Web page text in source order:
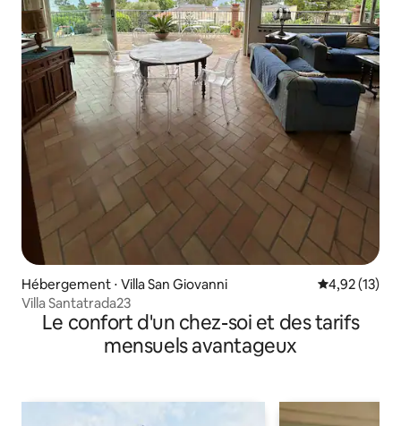
Hébergement ⋅ Villa San Giovanni Évaluation
4,92 (13)
Villa Santatrada23
Le confort d'un chez-soi et des tarifs
mensuels avantageux